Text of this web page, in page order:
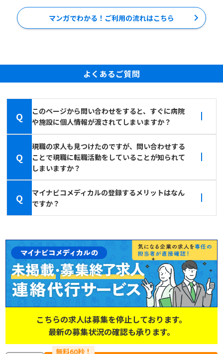
マンガでわかる！ご利用の流れはこちら
よくあるご質問
Q
このページから問い合わせをすると、すぐに病院
や施設に個人情報が渡されてしまいますか？
Q
現職の求人も見つけたのですが、問い合わせする
ことで現職に転職活動をしていることが知られて
しまいますか？
Q
マイナビコメディカルの登録するメリットはなん
ですか？
こちらの求人は募集を停止しております。
最新の募集状況の確認も承ります。